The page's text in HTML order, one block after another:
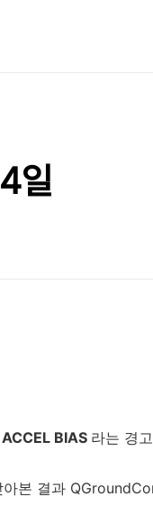
일
BIAS 라는 경
아본 결과